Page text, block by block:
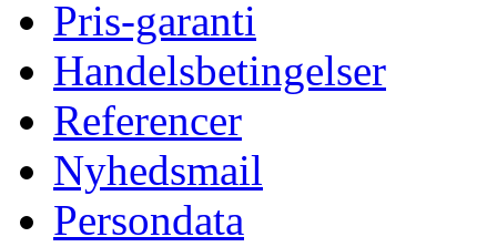
Pris-garanti
Handelsbetingelser
Referencer
Nyhedsmail
Persondata